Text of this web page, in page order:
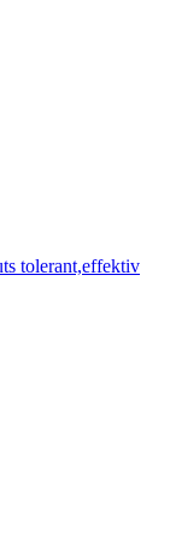
tolerant,effektiv